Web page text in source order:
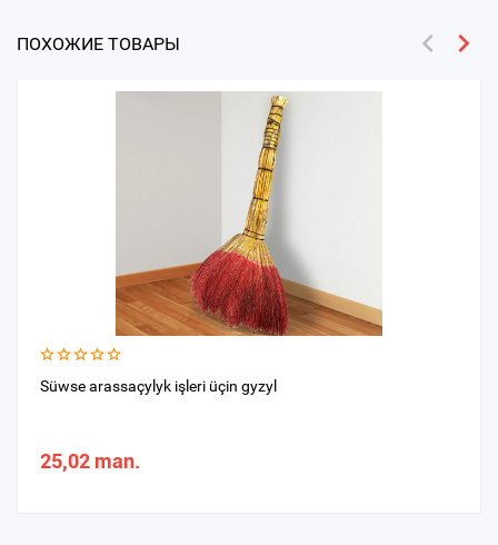
ПОХОЖИЕ ТОВАРЫ
Süwse arassaçylyk işleri üçin gyzyl
25,02 man.